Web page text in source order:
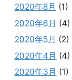
2020年8月 (1)
2020年6月 (4)
2020年5月 (2)
2020年4月 (4)
2020年3月 (1)